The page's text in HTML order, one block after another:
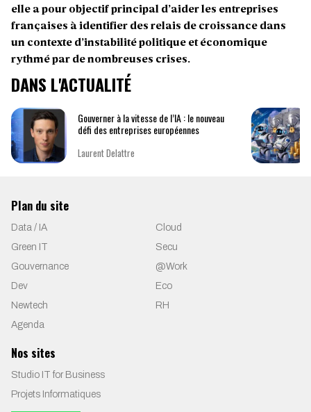
elle a pour objectif principal d’aider les entreprises
françaises à identifier des relais de croissance dans
un contexte d’instabilité politique et économique
rythmé par de nombreuses crises.
DANS L'ACTUALITÉ
Gouverner à la vitesse de l’IA : le nouveau
défi des entreprises européennes
Laurent Delattre
Plan du site
Data / IA
Cloud
Green IT
Secu
Gouvernance
@Work
Dev
Eco
Newtech
RH
Agenda
Nos sites
Studio IT for Business
Projets Informatiques